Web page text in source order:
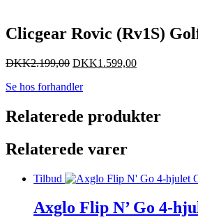
Clicgear Rovic (Rv1S)
DKK2.199,00 DKK1.599,00
Se hos forhandler
Relaterede produkter
Relaterede varer
Tilbud
Axglo Flip N’ Go 4-